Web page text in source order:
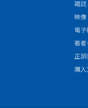
雑誌
映像
電子
著者
正誤
購